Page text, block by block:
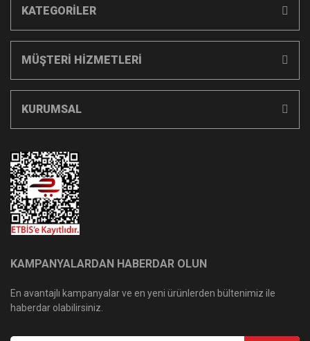
KATEGORİLER
MÜŞTERİ HİZMETLERİ
KURUMSAL
KAMPANYALARDAN HABERDAR OLUN
En avantajlı kampanyalar ve en yeni ürünlerden bültenimiz ile
haberdar olabilirsiniz.